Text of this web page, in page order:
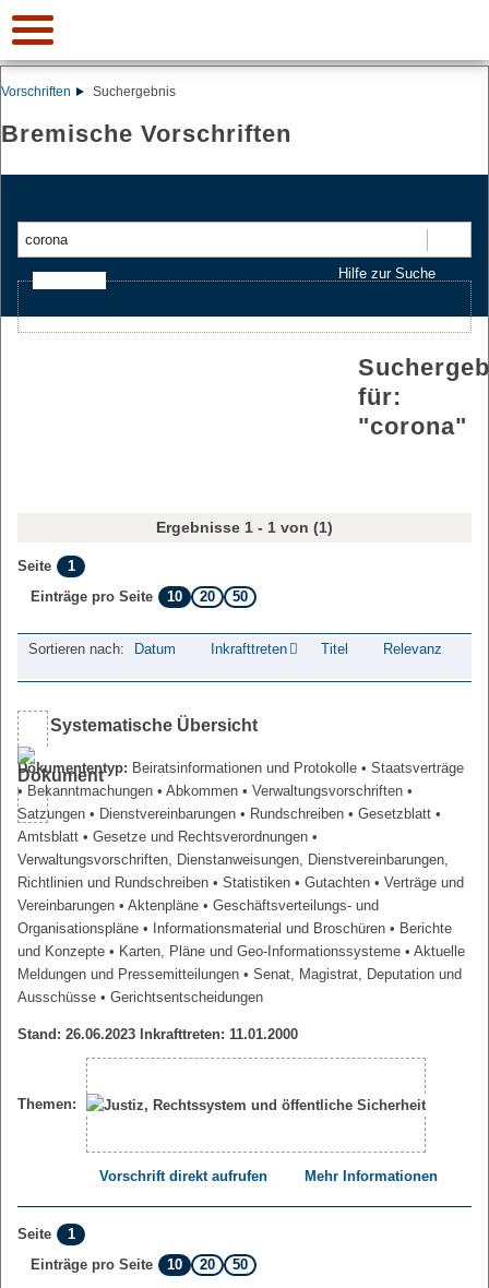
Vorschriften Suchergebnis
Bremische Vorschriften
Hilfe zur Suche
für:
"corona"
Ergebnisse 1 - 1 von (1)
Seite
1
Einträge pro Seite
10 20 50
Sortieren nach: Datum Inkrafttreten Titel Relevanz
Systematische Übersicht
Dokumententyp: Beiratsinformationen und Protokolle • Staatsverträge
• Bekanntmachungen • Abkommen • Verwaltungsvorschriften •
Satzungen • Dienstvereinbarungen • Rundschreiben • Gesetzblatt •
Amtsblatt • Gesetze und Rechtsverordnungen •
Verwaltungsvorschriften, Dienstanweisungen, Dienstvereinbarungen,
Richtlinien und Rundschreiben • Statistiken • Gutachten • Verträge und
Vereinbarungen • Aktenpläne • Geschäftsverteilungs- und
Organisationspläne • Informationsmaterial und Broschüren • Berichte
und Konzepte • Karten, Pläne und Geo-Informationssysteme • Aktuelle
Meldungen und Pressemitteilungen • Senat, Magistrat, Deputation und
Ausschüsse • Gerichtsentscheidungen
Stand: 26.06.2023 Inkrafttreten: 11.01.2000
Themen:
Vorschrift direkt aufrufen Mehr Informationen
Seite
1
Einträge pro Seite
10 20 50